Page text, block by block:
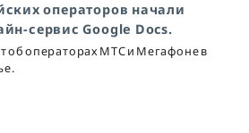
операторов начали
сервис Google Docs.
об операторах МТС и Мегафоне в